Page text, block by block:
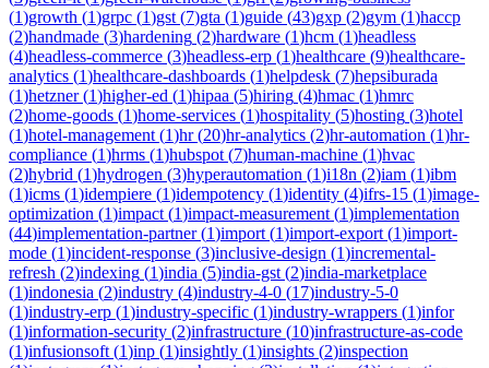
(1)growth (1)grpc (1)gst (7)gta (1)guide (43)gxp (2)gym (1)haccp
(2)handmade (3)hardening (2)hardware (1)hcm (1)headless
(4)headless-commerce (3)headless-erp (1)healthcare (9)healthcare-
analytics (1)healthcare-dashboards (1)helpdesk (7)hepsiburada
(1)hetzner(1)higher-ed (1)hipaa (5)hiring (4)hmac (1)hmrc
(2)home-goods (1)home-services (1)hospitality (5)hosting (3)hotel
(1)hotel-management (1)hr(20)hr-analytics (2)hr-automation (1)hr-
compliance (1)hrms (1)hubspot (7)human-machine (1)hvac
(2)hybrid (1)hydrogen (3)hyperautomation (1)i18n (2)iam (1)ibm
(1)icms (1)idempiere (1)idempotency (1)identity (4)ifrs-15 (1)image-
optimization (1)impact (1)impact-measurement (1)implementation
(44)implementation-partner(1)import (1)import-export (1)import-
mode (1)incident-response (3)inclusive-design (1)incremental-
refresh (2)indexing (1)india (5)india-gst (2)india-marketplace
(1)indonesia (2)industry (4)industry-4-0 (17)industry-5-0
(1)industry-erp (1)industry-specific (1)industry-wrappers (1)infor
(1)information-security (2)infrastructure (10)infrastructure-as-code
(1)infusionsoft (1)inp (1)insightly (1)insights (2)inspection